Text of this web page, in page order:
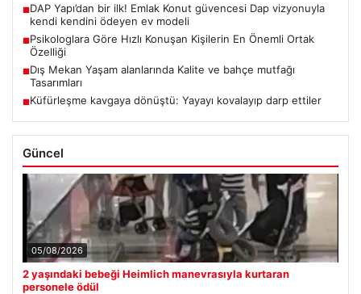
■DAP Yapı’dan bir ilk! Emlak Konut güvencesi Dap vizyonuyla
kendi kendini ödeyen ev modeli
■Psikologlara Göre Hızlı Konuşan Kişilerin En Önemli Ortak
Özelliği
■Dış Mekan Yaşam alanlarında Kalite ve bahçe mutfağı
Tasarımları
■Küfürleşme kavgaya dönüştü: Yayayı kovalayıp darp ettiler
Güncel
05/08/2026
2 yaşındaki bebeği Heimlich manevrasıyla kurtaran
personele ödül